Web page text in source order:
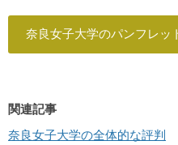
奈良女子大学のパンフレッ
関連記事
奈良女子大学の全体的な評判